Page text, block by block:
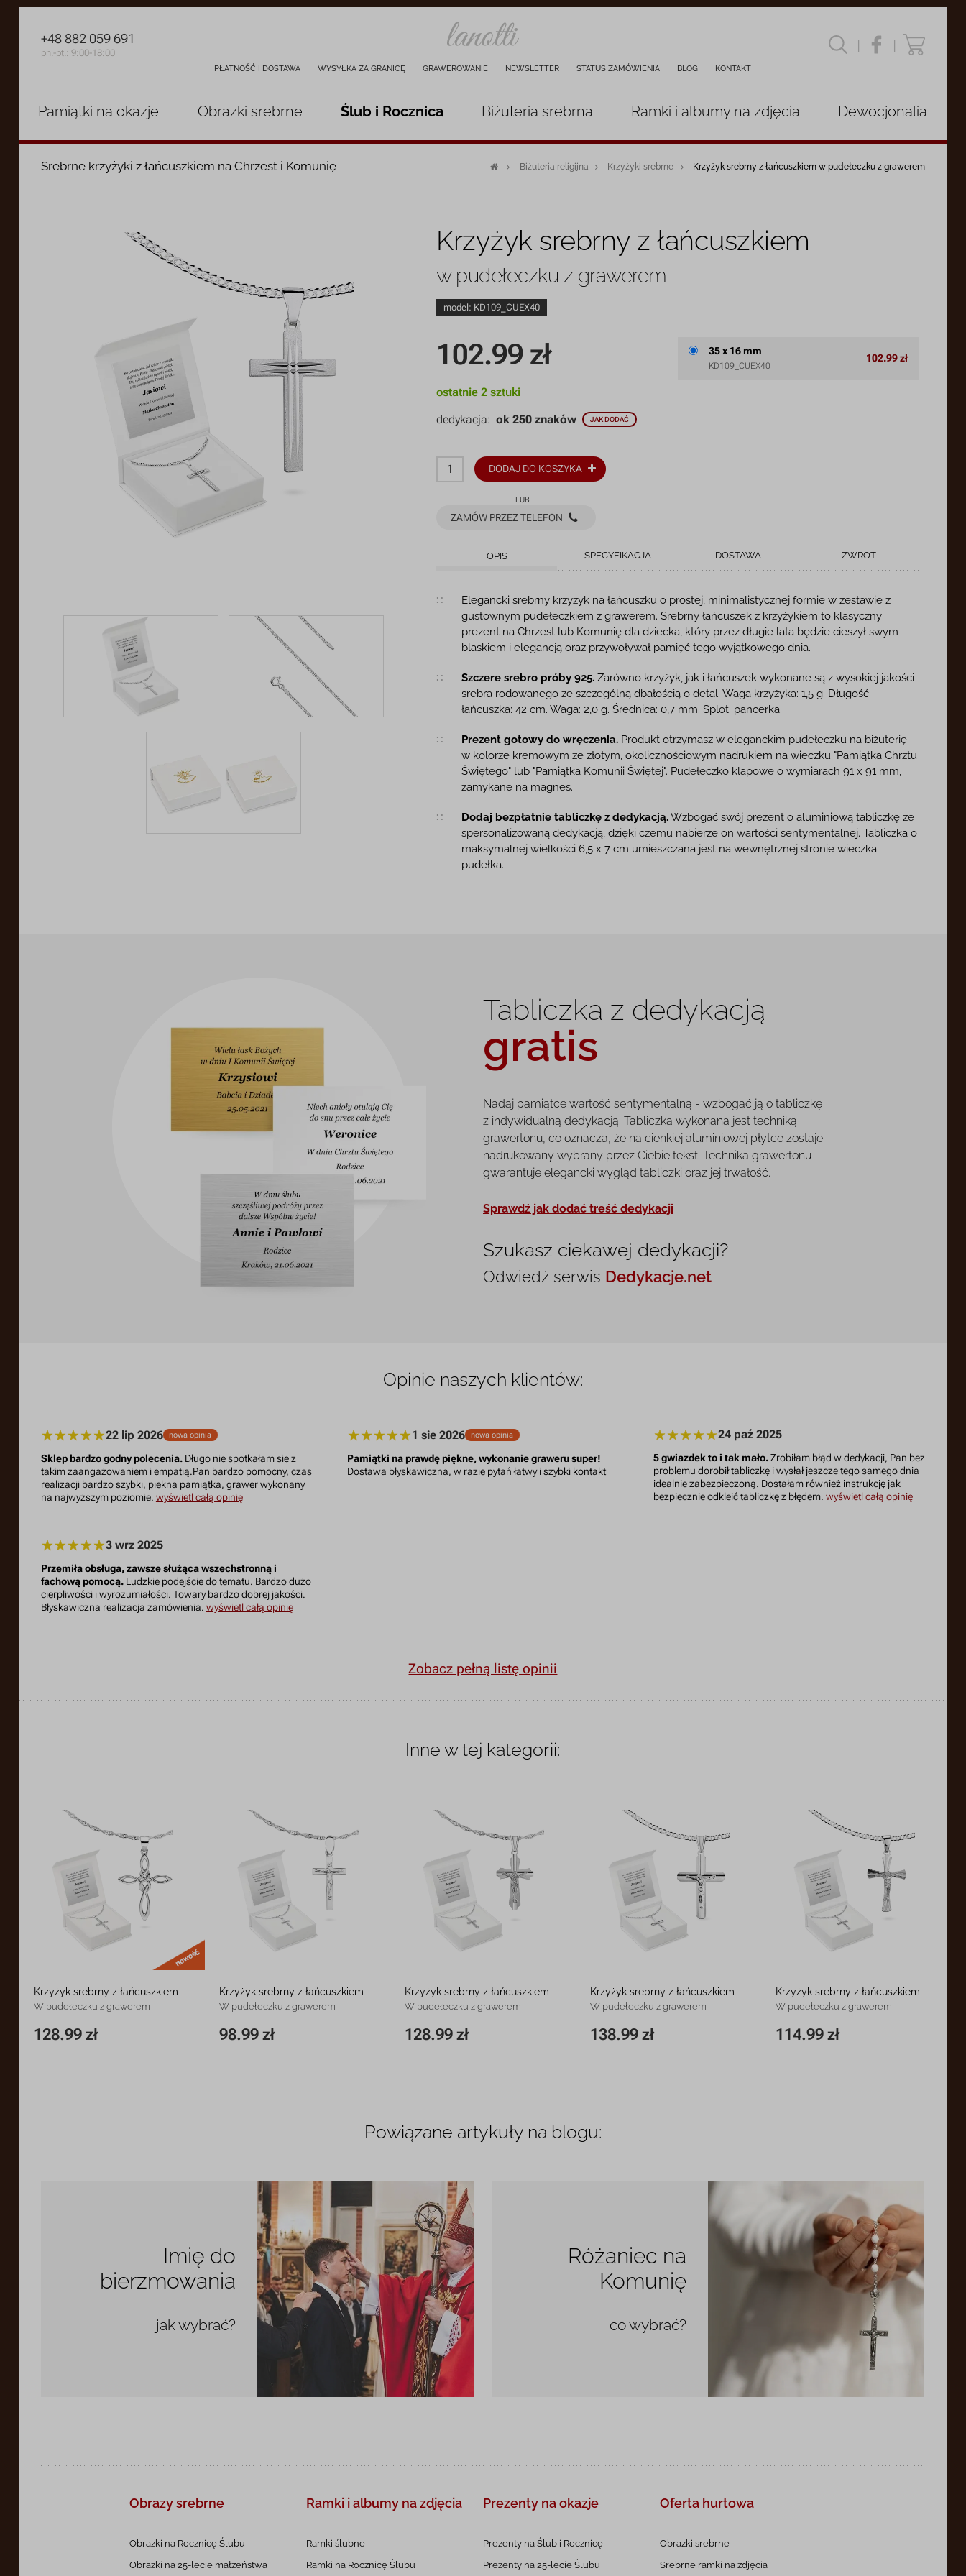
PŁATNOŚĆ I DOSTAWA WYSYŁKA ZA GRANICĘ GRAWEROWANIE NEWSLETTER STATUS ZAMÓWIENIA BLOG KONTAKT
| |
+48 882 059 691
pn.-pt.: 9:00-18:00
Pamiątki na okazje Obrazki srebrne Ślub i Rocznica Biżuteria srebrna Ramki i albumyna zdjęcia Dewocjonalia
Srebrne krzyżyki z łańcuszkiem na Chrzest i Komunię Biżuteria religijna Krzyżyki srebrne Krzyżyk srebrny z łańcuszkiem w pudełeczku z grawerem
Krzyżyk srebrny z łańcuszkiem
w pudełeczku z grawerem
model: KD109_CUEX40
102.99 zł
ostatnie 2 sztuki
dedykacja:ok 250 znaków JAK DODAĆ
DODAJ DO KOSZYKA
LUB
ZAMÓW PRZEZ TELEFON
35 x 16 mm
KD109_CUEX40
102.99 zł
OPIS SPECYFIKACJA DOSTAWA ZWROT
Opis produktu
Elegancki srebrny krzyżyk na łańcuszku o prostej, minimalistycznej formie w zestawie z
gustownym pudełeczkiem z grawerem. Srebrny łańcuszek z krzyżykiem to klasyczny
prezent na Chrzest lub Komunię dla dziecka, który przez długie lata będzie cieszył swym
blaskiem i elegancją oraz przywoływał pamięć tego wyjątkowego dnia.
Szczere srebro próby 925. Zarówno krzyżyk, jak i łańcuszek wykonane są z wysokiej jakości
srebra rodowanego ze szczególną dbałością o detal. Waga krzyżyka: 1,5 g. Długość
łańcuszka: 42 cm. Waga: 2,0 g. Średnica: 0,7 mm. Splot: pancerka.
Prezent gotowy do wręczenia. Produkt otrzymasz w eleganckim pudełeczku na biżuterię
w kolorze kremowym ze złotym, okolicznościowym nadrukiem na wieczku "Pamiątka Chrztu
Świętego" lub "Pamiątka Komunii Świętej". Pudełeczko klapowe o wymiarach 91 x 91 mm,
zamykane na magnes.
Dodaj bezpłatnie tabliczkę z dedykacją.Wzbogać swój prezent o aluminiową tabliczkę ze
spersonalizowaną dedykacją, dzięki czemu nabierze on wartości sentymentalnej. Tabliczka o
maksymalnej wielkości 6,5 x 7 cm umieszczana jest na wewnętrznej stronie wieczka
pudełka.
Tabliczka z dedykacją
gratis
Nadaj pamiątce wartość sentymentalną - wzbogać ją o tabliczkę
z indywidualną dedykacją. Tabliczka wykonana jest techniką
grawertonu, co oznacza, że na cienkiej aluminiowej płytce zostaje
nadrukowany wybrany przez Ciebie tekst. Technika grawertonu
gwarantuje elegancki wygląd tabliczki oraz jej trwałość.
Sprawdź jak dodać treść dedykacji
Szukasz ciekawej dedykacji?
Odwiedź serwis Dedykacje.net
Opinie naszych klientów:
22 lip 2026 nowa opinia
Sklep bardzo godny polecenia.Długo nie spotkałam sie z
takim zaangażowaniem i empatią.Pan bardzo pomocny, czas
realizacji bardzo szybki, piekna pamiątka, grawer wykonany
na najwyższym poziomie. wyświetl całą opinię
1 sie 2026 nowa opinia
Pamiątki na prawdę piękne, wykonanie graweru super!
Dostawa błyskawiczna, w razie pytań łatwy i szybki kontakt
24 paź 2025
5 gwiazdek to i tak mało.Zrobiłam błąd w dedykacji, Pan bez
problemu dorobił tabliczkę i wysłał jeszcze tego samego dnia
idealnie zabezpieczoną. Dostałam również instrukcję jak
bezpiecznie odkleić tabliczkę z błędem.wyświetl całą opinię
3 wrz 2025
Przemiła obsługa, zawsze służąca wszechstronną i
fachową pomocą.Ludzkie podejście do tematu. Bardzo dużo
cierpliwości i wyrozumiałości. Towary bardzo dobrej jakości.
Błyskawiczna realizacja zamówienia. wyświetl całą opinię
Zobacz pełną listę opinii
Inne w tej kategorii:
nowość
Krzyżyk srebrny z łańcuszkiem
W pudełeczku z grawerem
128.99 zł
34 x 21 mm
Krzyżyk srebrny z łańcuszkiem
W pudełeczku z grawerem
98.99 zł
28 x 12 mm
Krzyżyk srebrny z łańcuszkiem
W pudełeczku z grawerem
128.99 zł
31 x 15 mm
Krzyżyk srebrny z łańcuszkiem
W pudełeczku z grawerem
138.99 zł
37 x 21 mm
Krzyżyk srebrny z łańcuszkiem
W pudełeczku z grawerem
114.99 zł
35 x 16 mm
Powiązane artykuły na blogu:
Imię do
bierzmowania
jak wybrać?
Różaniec na
Komunię
co wybrać?
Obrazy srebrne
Obrazki na RocznicęŚlubu
Obrazki na 25-lecie małżeństwa
Ramki i albumyna zdjęcia
Ramki ślubne
Ramki na RocznicęŚlubu
Prezenty na okazje
Prezenty na Ślub i Rocznicę
Prezenty na 25-lecieŚlubu
Oferta hurtowa
Obrazki srebrne
Srebrne ramki na zdjęcia